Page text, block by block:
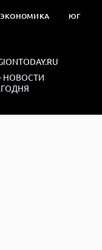
ЭКОНОМИКА ЮГ
НОВОСТИ